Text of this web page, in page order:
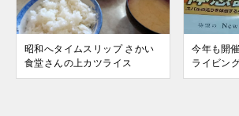
昭和へタイムスリップ さかい
食堂さんの上カツライス
今年も開
ライビン